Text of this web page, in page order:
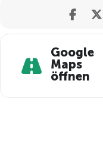
Google
Maps
öffnen